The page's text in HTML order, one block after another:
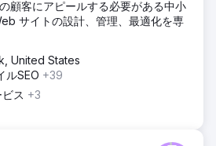
顧客にアピールする必要がある中小
サイトの設計、管理、最適化を専
United States
ルSEO +39
ス +3